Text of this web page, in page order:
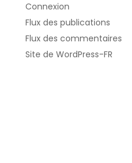
Connexion
Flux des publications
Flux des commentaires
Site de WordPress-FR